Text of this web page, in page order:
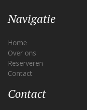
Navigatie
Home
Over ons
Reserveren
Contact
Contact